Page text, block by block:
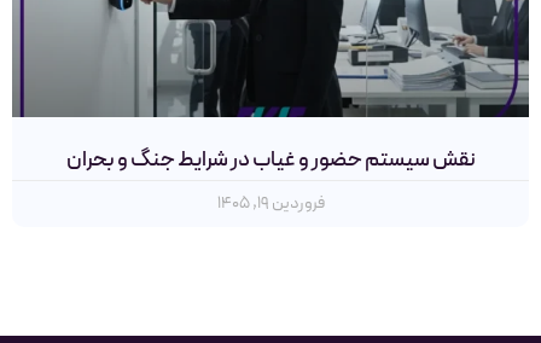
نقش سیستم‌ حضور و غیاب در شرایط جنگ و بحران
فروردین ۱۹, ۱۴۰۵